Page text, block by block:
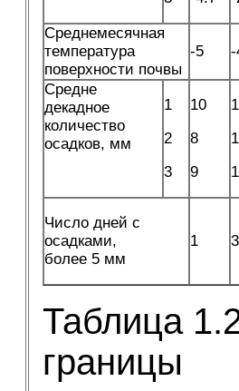
Среднемесячная
температура
поверхности почвы
-5 -
Средне
декадное
количество
осадков, мм
1
2
3
10
8
9
Число дней с
осадками,
более 5 мм
1 3
Таблица
границы